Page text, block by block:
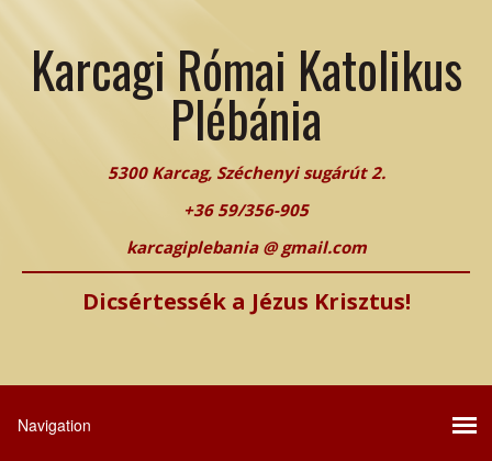
Karcagi Római Katolikus
Plébánia
5300 Karcag, Széchenyi sugárút 2.
+36 59/356-905
karcagiplebania @ gmail.com
Dicsértessék a Jézus Krisztus!